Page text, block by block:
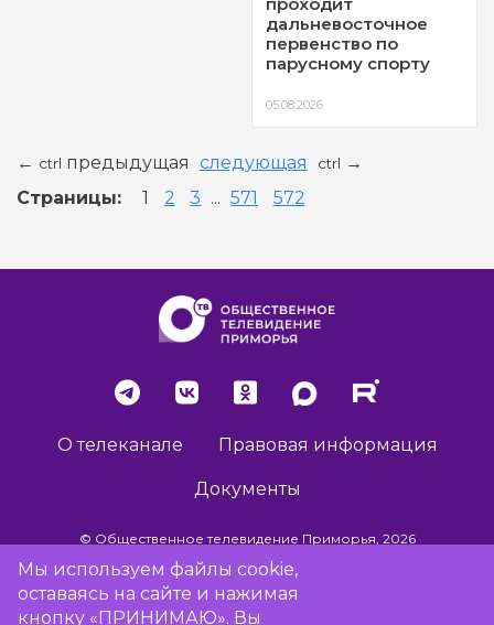
проходит
дальневосточное
первенство по
парусному спорту
05.08.2026
← ctrl предыдущая следующая ctrl →
Страницы: 1 2 3 ... 571 572
О телеканале Правовая информация
Документы
© Общественное телевидение Приморья, 2026
Разработка сайта -
Мы используем файлы cookie,
оставаясь на сайте и нажимая
кнопку «ПРИНИМАЮ». Вы